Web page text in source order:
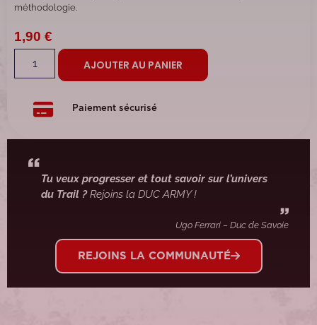
méthodologie.
1,90 €
AJOUTER AU PANIER
Paiement sécurisé
Tu veux progresser et tout savoir sur l’univers
du Trail ?Rejoins la DUC ARMY !
Ugo Ferrari – Duc de Savoie
REJOINS LA COMMUNAUTÉ